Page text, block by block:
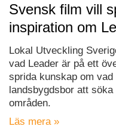
Svensk film vill
inspiration om
Lokal Utveckling
vad Leader är på ett
sprida kunskap om
landsbygdsbor att
områden.
Läs mera »